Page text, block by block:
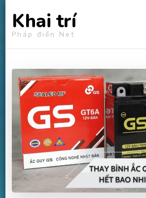
Khai trí
Pháp điển Net